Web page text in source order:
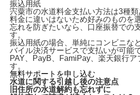
振込用紙
宍粟市の水道料金支払い方法は3種
料金に違いはないため好みのものを
忘れを防ぎたいなら、口座振替での
す。
振込用紙の場合、単純にコンビニな
バイル決済サービスで支払いが可能
PAY、PayB、FamiPay、楽天銀行ア
す。
無料サポートを申し込む
水道に関する引越し後の注意点
旧住所の水道解約も忘れずに